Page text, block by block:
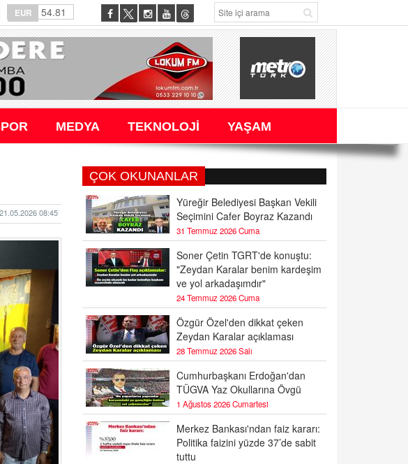
EUR 54.81
MEDYA TEKNOLOJİ YAŞAM
08:45
ÇOK OKUNANLAR
Yüreğir Belediyesi Başkan Vekili
Seçimini Cafer Boyraz Kazandı
31 Temmuz 2026 Cuma
Soner Çetin TGRT'de konuştu:
"Zeydan Karalar benim kardeşim
ve yol arkadaşımdır"
24 Temmuz 2026 Cuma
Özgür Özel'den dikkat çeken
Zeydan Karalar açıklaması
28 Temmuz 2026 Salı
Cumhurbaşkanı Erdoğan'dan
TÜGVA Yaz Okullarına Övgü
1 Ağustos 2026 Cumartesi
Merkez Bankası'ndan faiz kararı:
Politika faizini yüzde 37’de sabit
tuttu